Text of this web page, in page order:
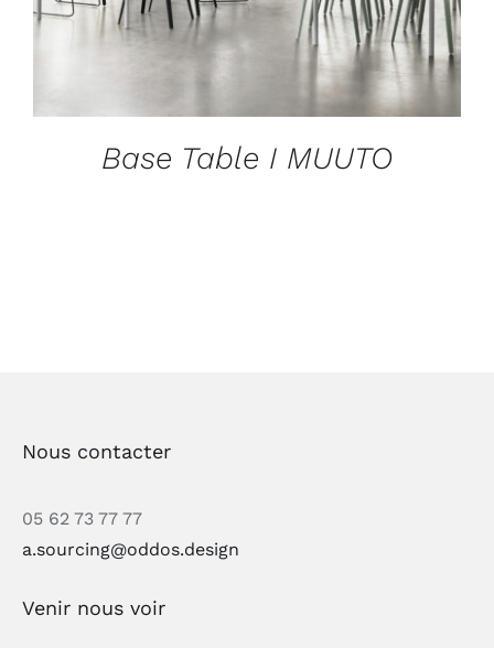
Base Table I MUUTO
Nous contacter
05 62 73 77 77
a.sourcing@oddos.design
Venir nous voir